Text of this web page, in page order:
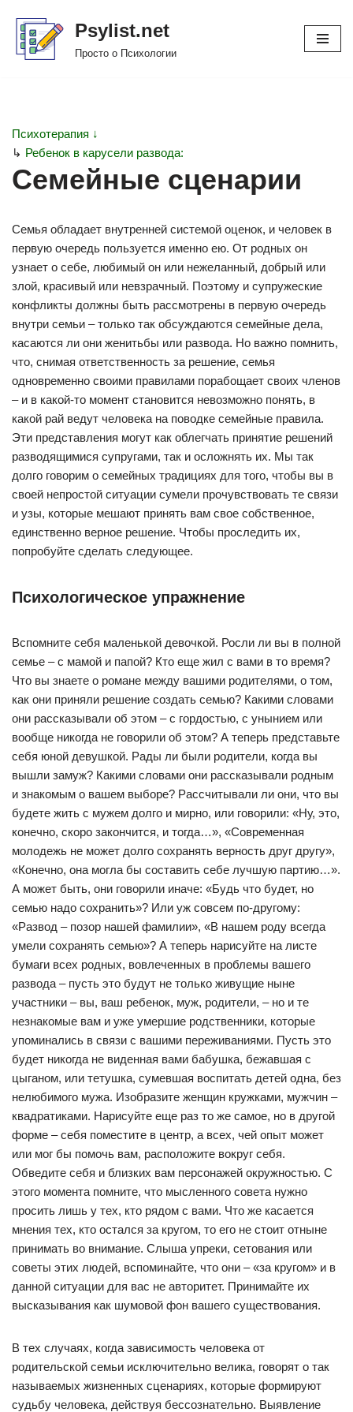
Перейти
Psylist.net
Просто о Психологии
Психотерапия ↓
↳ Ребенок в карусели развода:
Семейные сценарии
Семья обладает внутренней системой оценок, и человек в
первую очередь пользуется именно ею. От родных он
узнает о себе, любимый он или нежеланный, добрый или
злой, красивый или невзрачный. Поэтому и супружеские
конфликты должны быть рассмотрены в первую очередь
внутри семьи – только так обсуждаются семейные дела,
касаются ли они женитьбы или развода. Но важно помнить,
что, снимая ответственность за решение, семья
одновременно своими правилами порабощает своих членов
– и в какой-то момент становится невозможно понять, в
какой рай ведут человека на поводке семейные правила.
Эти представления могут как облегчать принятие решений
разводящимися супругами, так и осложнять их. Мы так
долго говорим о семейных традициях для того, чтобы вы в
своей непростой ситуации сумели прочувствовать те связи
и узы, которые мешают принять вам свое собственное,
единственно верное решение. Чтобы проследить их,
попробуйте сделать следующее.
Психологическое упражнение
Вспомните себя маленькой девочкой. Росли ли вы в полной
семье – с мамой и папой? Кто еще жил с вами в то время?
Что вы знаете о романе между вашими родителями, о том,
как они приняли решение создать семью? Какими словами
они рассказывали об этом – с гордостью, с унынием или
вообще никогда не говорили об этом? А теперь представьте
себя юной девушкой. Рады ли были родители, когда вы
вышли замуж? Какими словами они рассказывали родным
и знакомым о вашем выборе? Рассчитывали ли они, что вы
будете жить с мужем долго и мирно, или говорили: «Ну, это,
конечно, скоро закончится, и тогда…», «Современная
молодежь не может долго сохранять верность друг другу»,
«Конечно, она могла бы составить себе лучшую партию…».
А может быть, они говорили иначе: «Будь что будет, но
семью надо сохранить»? Или уж совсем по-другому:
«Развод – позор нашей фамилии», «В нашем роду всегда
умели сохранять семью»? А теперь нарисуйте на листе
бумаги всех родных, вовлеченных в проблемы вашего
развода – пусть это будут не только живущие ныне
участники – вы, ваш ребенок, муж, родители, – но и те
незнакомые вам и уже умершие родственники, которые
упоминались в связи с вашими переживаниями. Пусть это
будет никогда не виденная вами бабушка, бежавшая с
цыганом, или тетушка, сумевшая воспитать детей одна, без
нелюбимого мужа. Изобразите женщин кружками, мужчин –
квадратиками. Нарисуйте еще раз то же самое, но в другой
форме – себя поместите в центр, а всех, чей опыт может
или мог бы помочь вам, расположите вокруг себя.
Обведите себя и близких вам персонажей окружностью. С
этого момента помните, что мысленного совета нужно
просить лишь у тех, кто рядом с вами. Что же касается
мнения тех, кто остался за кругом, то его не стоит отныне
принимать во внимание. Слыша упреки, сетования или
советы этих людей, вспоминайте, что они – «за кругом» и в
данной ситуации для вас не авторитет. Принимайте их
высказывания как шумовой фон вашего существования.
В тех случаях, когда зависимость человека от
родительской семьи исключительно велика, говорят о так
называемых жизненных сценариях, которые формируют
судьбу человека, действуя бессознательно. Выявление